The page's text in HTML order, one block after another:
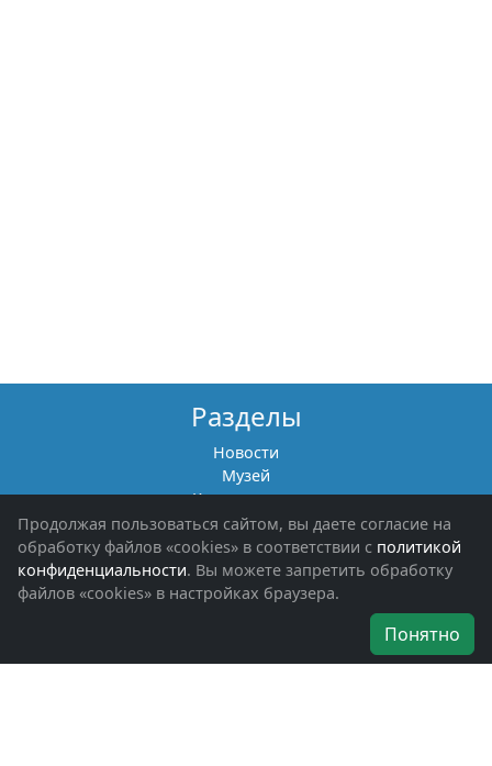
Разделы
Новости
Музей
Книги памяти
Фотоальбомы
Обращения граждан
Помощь участникам СВО и их семьям
Об организации
Наши награды
Продолжая пользоваться сайтом, вы даете согласие на
обработку файлов «cookies» в соответствии с политикой
конфиденциальности. Вы можете запретить обработку
файлов «cookies» в настройках браузера.
Понятно